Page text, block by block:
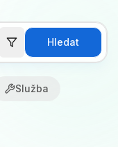
Hledat
Služba